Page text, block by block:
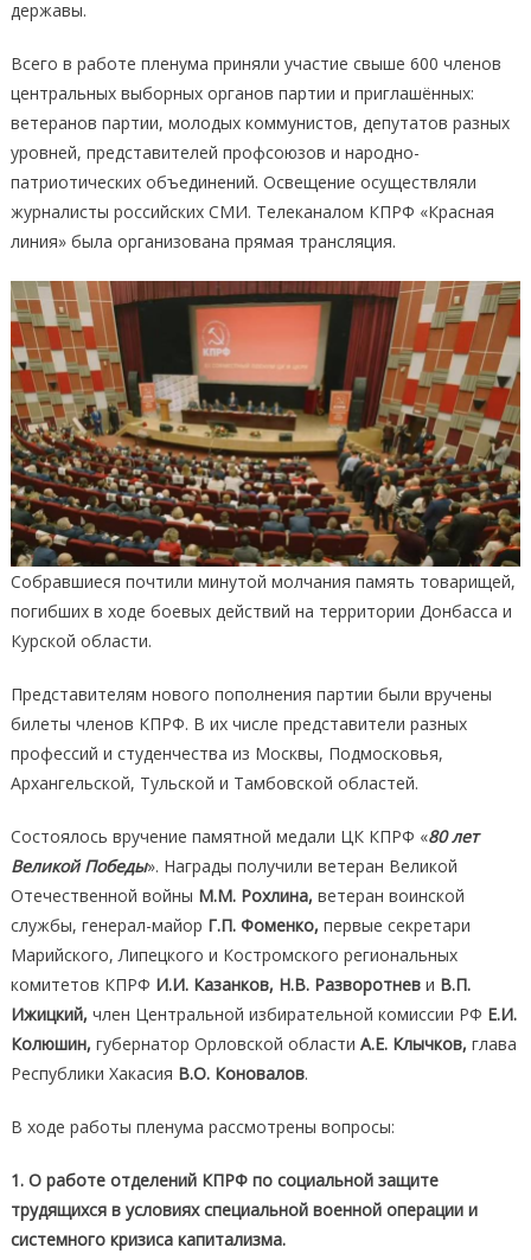
державы.
Всего в работе пленума приняли участие свыше 600 членов
центральных выборных органов партии и приглашённых:
ветеранов партии, молодых коммунистов, депутатов разных
уровней, представителей профсоюзов и народно-
патриотических объединений. Освещение осуществляли
журналисты российских СМИ. Телеканалом КПРФ «Красная
линия» была организована прямая трансляция.
Собравшиеся почтили минутой молчания память товарищей,
погибших в ходе боевых действий на территории Донбасса и
Курской области.
Представителям нового пополнения партии были вручены
билеты членов КПРФ. В их числе представители разных
профессий и студенчества из Москвы, Подмосковья,
Архангельской, Тульской и Тамбовской областей.
Состоялось вручение памятной медали ЦК КПРФ «80 лет
Великой Победы». Награды получили ветеран Великой
Отечественной войны М.М. Рохлина, ветеран воинской
службы, генерал-майор Г.П. Фоменко, первые секретари
Марийского, Липецкого и Костромского региональных
комитетов КПРФ И.И. Казанков, Н.В. Разворотнев и В.П.
Ижицкий, член Центральной избирательной комиссии РФ Е.И.
Колюшин, губернатор Орловской области А.Е. Клычков, глава
Республики Хакасия В.О. Коновалов.
В ходе работы пленума рассмотрены вопросы:
1. О работе отделений КПРФ по социальной защите
трудящихся в условиях специальной военной операции и
системного кризиса капитализма.